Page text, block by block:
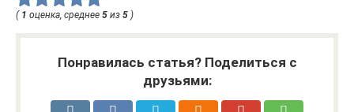
( 1 оценка, среднее 5 из 5 )
Понравилась статья? Поделиться с
друзьями: